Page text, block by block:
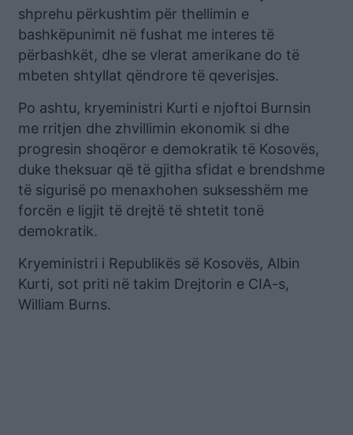
shprehu përkushtim për thellimin e
bashkëpunimit në fushat me interes të
përbashkët, dhe se vlerat amerikane do të
mbeten shtyllat qëndrore të qeverisjes.
Po ashtu, kryeministri Kurti e njoftoi Burnsin
me rritjen dhe zhvillimin ekonomik si dhe
progresin shoqëror e demokratik të Kosovës,
duke theksuar që të gjitha sfidat e brendshme
të sigurisë po menaxhohen suksesshëm me
forcën e ligjit të drejtë të shtetit tonë
demokratik.
Kryeministri i Republikës së Kosovës, Albin
Kurti, sot priti në takim Drejtorin e CIA-s,
William Burns.